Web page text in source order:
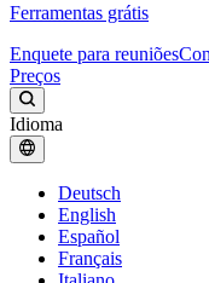
Ferramentas grátis
Enquete para reuniões
Preços
Idioma
Deutsch
English
Español
Français